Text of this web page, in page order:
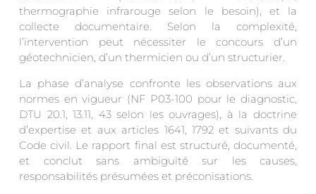
thermographie infrarouge selon le besoin), et la
collecte documentaire. Selon la complexité,
l’intervention peut nécessiter le concours d’un
géotechnicien, d’un thermicien ou d’un structurier.
La phase d’analyse confronte les observations aux
normes en vigueur (NF P03-100 pour le diagnostic,
DTU 20.1, 13.11, 43 selon les ouvrages), à la doctrine
d’expertise et aux articles 1641, 1792 et suivants du
Code civil. Le rapport final est structuré, documenté,
et conclut sans ambiguïté sur les causes,
responsabilités présumées et préconisations.